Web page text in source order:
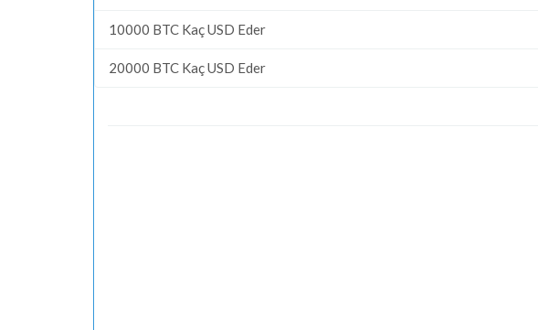
10000 BTC Kaç USD Eder
20000 BTC Kaç USD Eder